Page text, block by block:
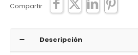
Compartir
Descripción